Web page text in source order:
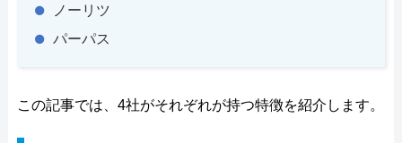
ノーリツ
パーパス
この記事では、4社がそれぞれが持つ特徴を紹介します。